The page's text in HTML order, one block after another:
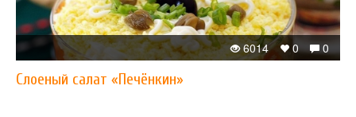
0
0
6014
Слоеный салат «Печёнкин»